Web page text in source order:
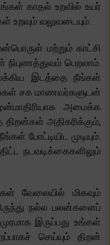
காதல் உறவில் உயர்
வலுவடையும்.
மற்றும் காட்சி
நிபுணத்துவம் பெறலாம்.
இடத்தை நீங்கள்
சக மாணவர்களுடன்
அமைக்க
திறன்கள் அதிகரிக்கும்,
போட்டியிட முடியும்.
நடவடிக்கைகளிலும்
வேலையில் மிகவும்
நல்ல பலன்களைப்
இருப்பது உங்கள்
செய்யும் திறன்